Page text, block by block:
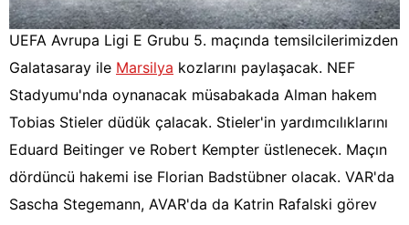
UEFA Avrupa Ligi E Grubu 5. maçında temsilcilerimizden
Galatasaray ile Marsilya kozlarını paylaşacak. NEF
Stadyumu'nda oynanacak müsabakada Alman hakem
Tobias Stieler düdük çalacak. Stieler'in yardımcılıklarını
Eduard Beitinger ve Robert Kempter üstlenecek. Maçın
dördüncü hakemi ise Florian Badstübner olacak. VAR'da
Sascha Stegemann, AVAR'da da Katrin Rafalski görev